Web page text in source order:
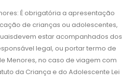
É obrigatória a apresentação
de crianças ou adolescentes,
estar acompanhados dos
legal, ou portar termo de
Menores, no caso de viagem com
da Criança e do Adolescente Lei